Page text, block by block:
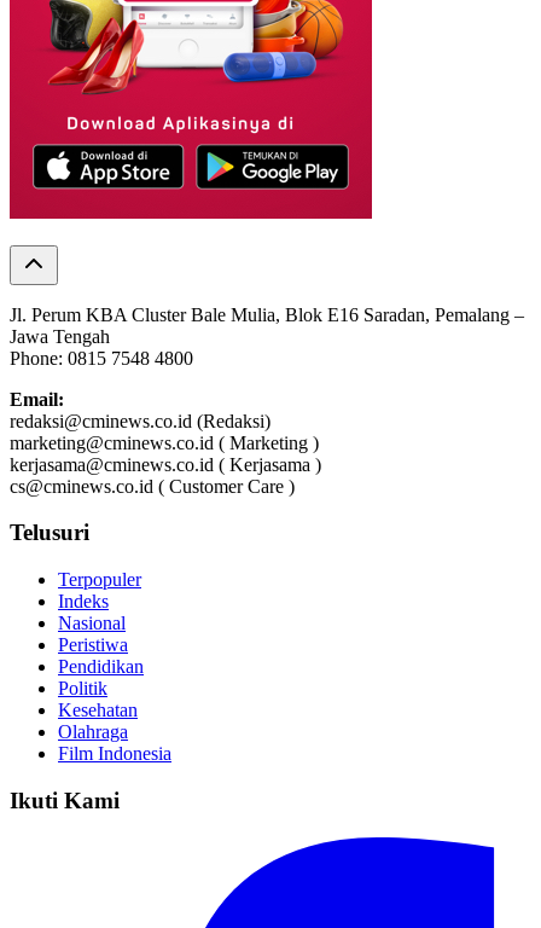
Jl. Perum KBA Cluster Bale Mulia, Blok E16 Saradan, Pemalang –
Jawa Tengah
Phone: 0815 7548 4800
Email:
redaksi@cminews.co.id (Redaksi)
marketing@cminews.co.id ( Marketing )
kerjasama@cminews.co.id ( Kerjasama )
cs@cminews.co.id ( Customer Care )
Telusuri
Terpopuler
Indeks
Nasional
Peristiwa
Pendidikan
Politik
Kesehatan
Olahraga
Film Indonesia
Ikuti Kami